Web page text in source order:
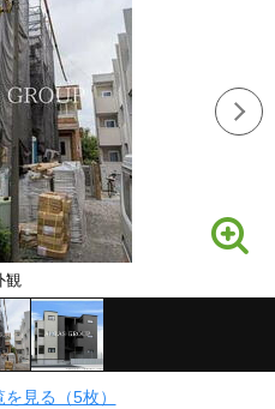
観
見る（5枚）